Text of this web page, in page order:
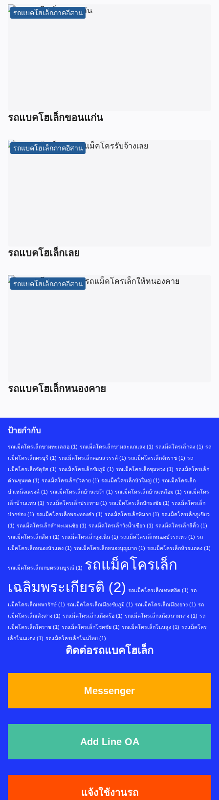
รถแบคโฮเล็กภาคอีสาน
รถแบคโฮเล็กขอนแก่น
รถแบคโฮเล็กภาคอีสาน
รถแบคโฮเล็กเลย
รถแบคโฮเล็กภาคอีสาน
รถแบคโฮเล็กหนองคาย
ป้ายกำกับ
รถแม็คโครเล็กขามทะเลสอ (1) รถแม็คโครเล็กขามสะแกแสง (1) รถแม็คโครเล็กคง (1) รถ
แม็คโครเล็กครบุรี (1) รถแม็คโครเล็กคอนสวรรค์ (1) รถแม็คโครเล็กจักราช (1) รถ
แม็คโครเล็กจัตุรัส (1) รถแม็คโครเล็กชัยภูมิ (1) รถแม็คโครเล็กชุมพวง (1) รถแม็คโครเล็ก
ด่านขุนทด (1) รถแม็คโครเล็กบัวลาย (1) รถแม็คโครเล็กบัวใหญ่ (1) รถแม็คโครเล็ก
บำเหน็จณรงค์ (1) รถแม็คโครเล็กบ้านเขว้า (1) รถแม็คโครเล็กบ้านเหลื่อม (1) รถแม็คโคร
เล็กบ้านแท่น (1) รถแม็คโครเล็กประทาย (1) รถแม็คโครเล็กปักธงชัย (1) รถแม็คโครเล็ก
ปากช่อง (1) รถแม็คโครเล็กพระทองคำ (1) รถแม็คโครเล็กพิมาย (1) รถแม็คโครเล็กภูเขียว
(1) รถแม็คโครเล็กลำทะเมนชัย (1) รถแม็คโครเล็กวังน้ำเขียว (1) รถแม็คโครเล็กสีคิ้ว (1)
รถแม็คโครเล็กสีดา (1) รถแม็คโครเล็กสูงเนิน (1) รถแม็คโครเล็กหนองบัวระเหว (1) รถ
แม็คโครเล็กหนองบัวแดง (1) รถแม็คโครเล็กหนองบุญมาก (1) รถแม็คโครเล็กห้วยแถลง (1)
รถแม็คโครเล็กเกษตรสมบูรณ์ (1) รถแม็คโครเล็ก
เฉลิมพระเกียรติ (2) รถแม็คโครเล็กเทพสถิต (1) รถ
แม็คโครเล็กเทพารักษ์ (1) รถแม็คโครเล็กเมืองชัยภูมิ (1) รถแม็คโครเล็กเมืองยาง (1) รถ
แม็คโครเล็กเสิงสาง (1) รถแม็คโครเล็กแก้งคร้อ (1) รถแม็คโครเล็กแก้งสนามนาง (1) รถ
แม็คโครเล็กโคราช (1) รถแม็คโครเล็กโชคชัย (1) รถแม็คโครเล็กโนนสูง (1) รถแม็คโคร
เล็กโนนแดง (1) รถแม็คโครเล็กโนนไทย (1)
ติดต่อรถแบคโฮเล็ก
Messenger
Add Line OA
แจ้งใช้งานรถ